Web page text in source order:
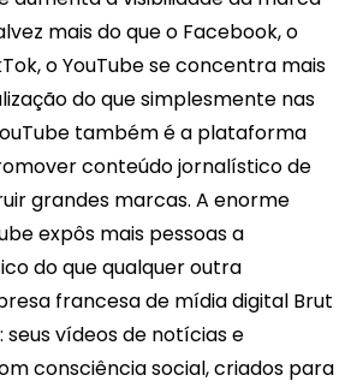
mais do que o Facebook, o
o YouTube se concentra mais
do que simplesmente nas
também é a plataforma
conteúdo jornalístico de
grandes marcas. A enorme
expôs mais pessoas a
do que qualquer outra
francesa de mídia digital Brut
seus vídeos de notícias e
consciência social, criados para